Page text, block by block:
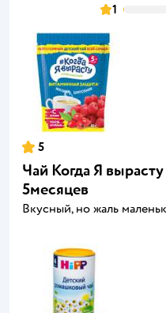
1
5
Чай Когда Я
5месяцев
Вкусный, но жаль